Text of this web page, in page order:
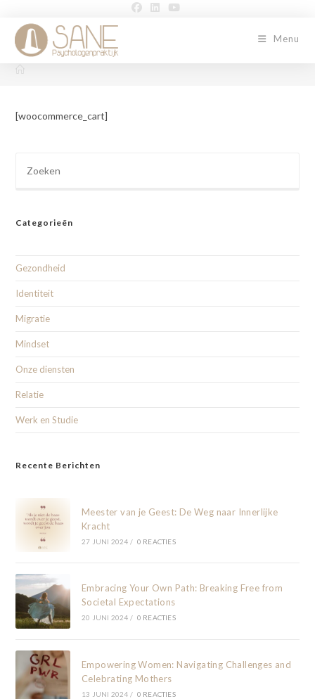
Menu
[woocommerce_cart]
Categorieën
Gezondheid
Identiteit
Migratie
Mindset
Onze diensten
Relatie
Werk en Studie
Recente Berichten
Meester van je Geest: De Weg naar Innerlijke
Kracht
27 JUNI 2024 / 0 REACTIES
Embracing Your Own Path: Breaking Free from
Societal Expectations
20 JUNI 2024 / 0 REACTIES
Empowering Women: Navigating Challenges and
Celebrating Mothers
13 JUNI 2024 / 0 REACTIES